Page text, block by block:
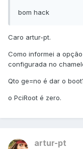
bom hack
Caro artur-pt.
Como informei a
configurada no
Qto ge=no é dar o
o PciRoot é zero.
artur-pt